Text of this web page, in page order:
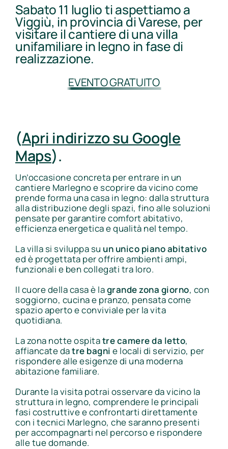
Sabato 11 luglio ti aspettiamo a
Viggiù, in provincia di Varese, per
visitare il cantiere di una villa
unifamiliare in legno in fase di
realizzazione.
EVENTO GRATUITO
(Apri indirizzo su Google
Maps).
Un’occasione concreta per entrare in un
cantiere Marlegno e scoprire da vicino come
prende forma una casa in legno: dalla struttura
alla distribuzione degli spazi, fino alle soluzioni
pensate per garantire comfort abitativo,
efficienza energetica e qualità nel tempo.
La villa si sviluppa su un unico piano abitativo
ed è progettata per offrire ambienti ampi,
funzionali e ben collegati tra loro.
Il cuore della casa è lagrande zona giorno, con
soggiorno, cucina e pranzo, pensata come
spazio aperto e conviviale per la vita
quotidiana.
La zona notte ospitatre camere da letto,
affiancate datre bagni e locali di servizio, per
rispondere alle esigenze di una moderna
abitazione familiare.
Durante la visita potrai osservare da vicino la
struttura in legno, comprendere le principali
fasi costruttive e confrontarti direttamente
con i tecnici Marlegno, che saranno presenti
per accompagnarti nel percorso e rispondere
alle tue domande.